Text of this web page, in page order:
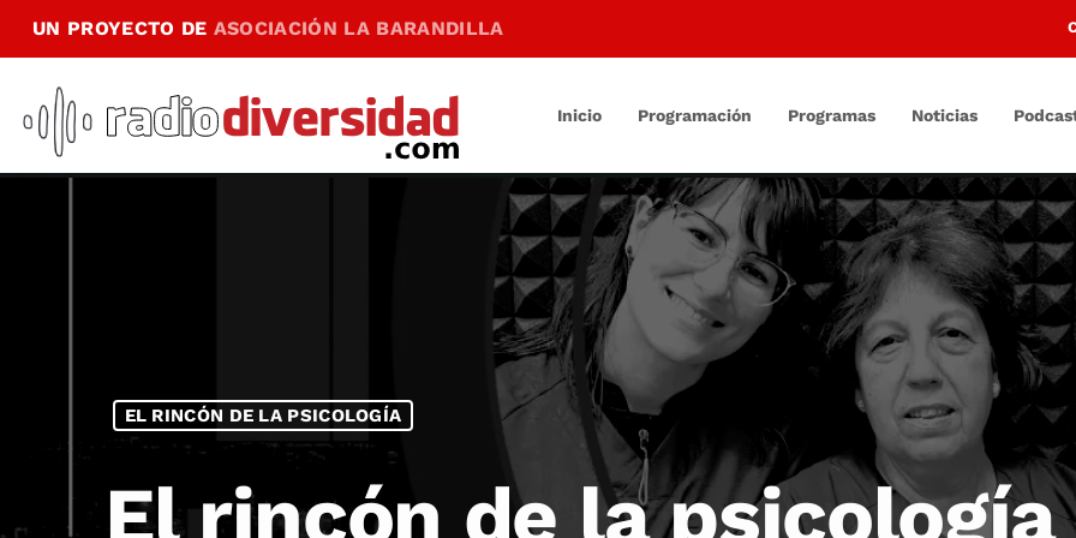
UN PROYECTO DE ASOCIACIÓN LA BARANDILLA
Inicio Programación Programas Noticias
EL RINCÓN DE LA PSICOLOGÍA
El rincón de la psicología